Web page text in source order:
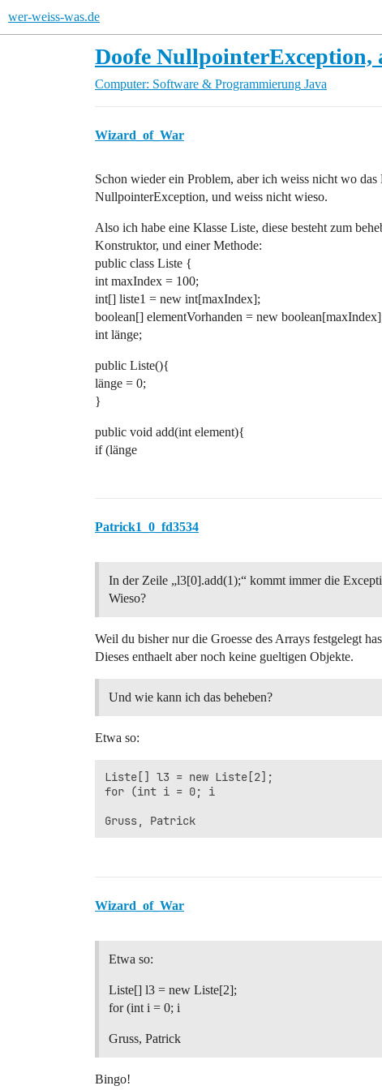
wer-weiss-was.de
Doofe NullpointerException,
Computer: Software & Programmierung Java
Wizard_of_War
Schon wieder ein Problem, aber ich weiss nicht wo
NullpointerException, und weiss nicht wieso.
Also ich habe eine Klasse Liste, diese besteht zum
Konstruktor, und einer Methode:
public class Liste {
int maxIndex = 100;
int[] liste1 = new int[maxIndex];
boolean[] elementVorhanden = new
int länge;
public Liste(){
länge = 0;
}
public void add(int element){
if (länge
Patrick1_0_fd3534
In der Zeile „l3[0].add(1);“ kommt immer die
Wieso?
Weil du bisher nur die Groesse des Arrays festgelegt
Dieses enthaelt aber noch keine gueltigen Objekte.
Und wie kann ich das beheben?
Etwa so:
Liste[] l3 = new Liste[2];
for (int i = 0; i
Wizard_of_War
Etwa so:
Liste[] l3 = new Liste[2];
for (int i = 0; i
Gruss, Patrick
Bingo!